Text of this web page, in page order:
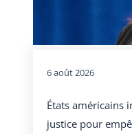
6 août 2026
États américains
justice pour